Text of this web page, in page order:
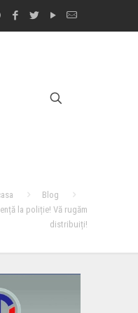
Blog
la poliție! Vă rugăm
distribuiți!